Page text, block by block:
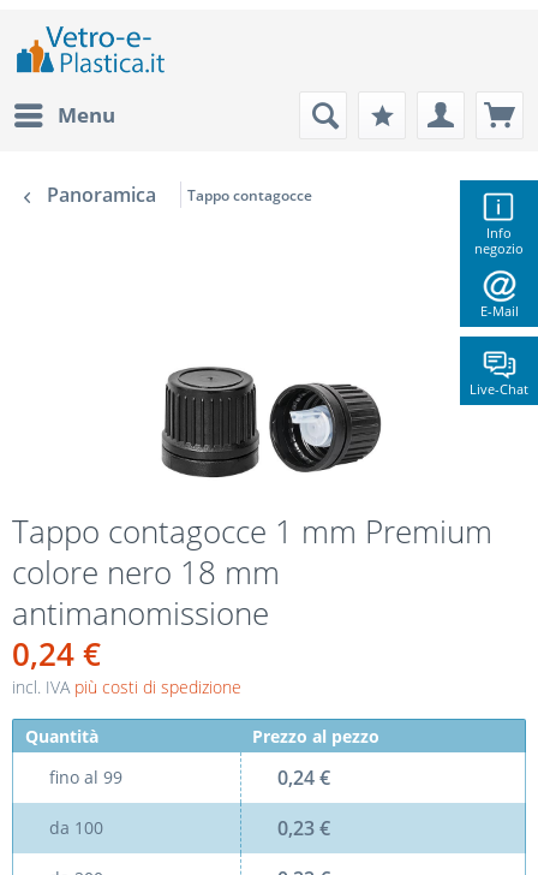
Info
negozio
E-Mail
Live-Chat
Menu
Panoramica Tappo contagocce
Tappo contagocce 1 mm Premium
colore nero 18 mm
antimanomissione
0,24 €
incl. IVA più costi di spedizione
Quantità
Prezzo al pezzo
fino al 99 0,24 €
da 100 0,23 €